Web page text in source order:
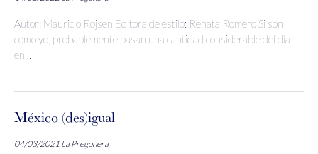
Autor: Mauricio Rojsen Editora de estilo: Renata Romero Si son
como yo, probablemente pasan una cantidad considerable del día
en...
México (des)igual
04/03/2021 La Pregonera